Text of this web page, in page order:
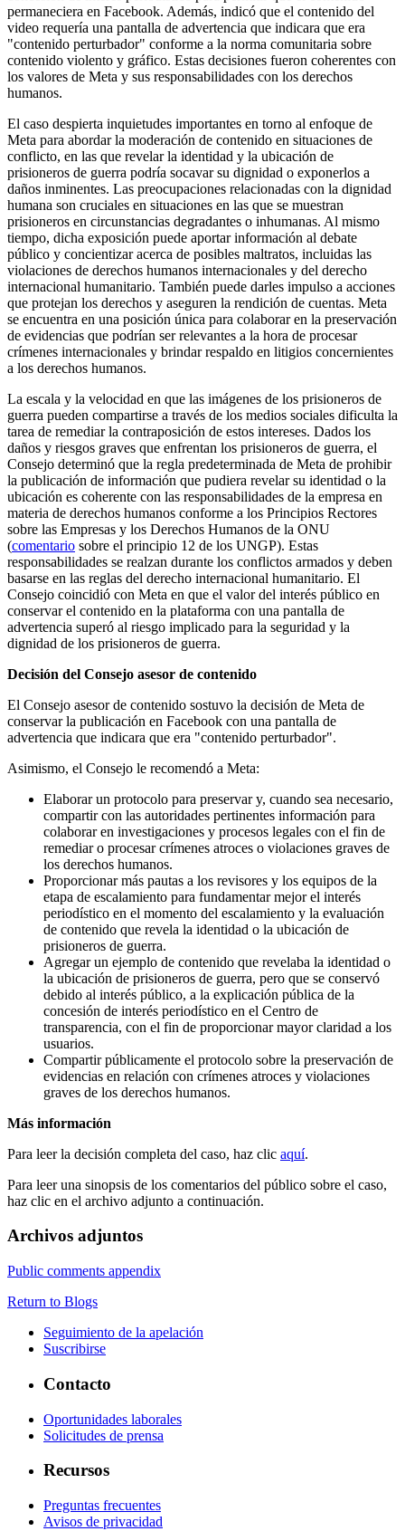
permaneciera en Facebook. Además, indicó que el contenido del
video requería una pantalla de advertencia que indicara que era
"contenido perturbador" conforme a la norma comunitaria sobre
contenido violento y gráfico. Estas decisiones fueron coherentes con
los valores de Meta y sus responsabilidades con los derechos
humanos.
El caso despierta inquietudes importantes en torno al enfoque de
Meta para abordar la moderación de contenido en situaciones de
conflicto, en las que revelar la identidad y la ubicación de
prisioneros de guerra podría socavar su dignidad o exponerlos a
daños inminentes. Las preocupaciones relacionadas con la dignidad
humana son cruciales en situaciones en las que se muestran
prisioneros en circunstancias degradantes o inhumanas. Al mismo
tiempo, dicha exposición puede aportar información al debate
público y concientizar acerca de posibles maltratos, incluidas las
violaciones de derechos humanos internacionales y del derecho
internacional humanitario. También puede darles impulso a acciones
que protejan los derechos y aseguren la rendición de cuentas. Meta
se encuentra en una posición única para colaborar en la preservación
de evidencias que podrían ser relevantes a la hora de procesar
crímenes internacionales y brindar respaldo en litigios concernientes
a los derechos humanos.
La escala y la velocidad en que las imágenes de los prisioneros de
guerra pueden compartirse a través de los medios sociales dificulta la
tarea de remediar la contraposición de estos intereses. Dados los
daños y riesgos graves que enfrentan los prisioneros de guerra, el
Consejo determinó que la regla predeterminada de Meta de prohibir
la publicación de información que pudiera revelar su identidad o la
ubicación es coherente con las responsabilidades de la empresa en
materia de derechos humanos conforme a los Principios Rectores
sobre las Empresas y los Derechos Humanos de la ONU
(comentario sobre el principio 12 de los UNGP). Estas
responsabilidades se realzan durante los conflictos armados y deben
basarse en las reglas del derecho internacional humanitario. El
Consejo coincidió con Meta en que el valor del interés público en
conservar el contenido en la plataforma con una pantalla de
advertencia superó al riesgo implicado para la seguridad y la
dignidad de los prisioneros de guerra.
Decisión del Consejo asesor de contenido
El Consejo asesor de contenido sostuvo la decisión de Meta de
conservar la publicación en Facebook con una pantalla de
advertencia que indicara que era "contenido perturbador".
Asimismo, el Consejo le recomendó a Meta:
Elaborar un protocolo para preservar y, cuando sea necesario,
compartir con las autoridades pertinentes información para
colaborar en investigaciones y procesos legales con el fin de
remediar o procesar crímenes atroces o violaciones graves de
los derechos humanos.
Proporcionar más pautas a los revisores y los equipos de la
etapa de escalamiento para fundamentar mejor el interés
periodístico en el momento del escalamiento y la evaluación
de contenido que revela la identidad o la ubicación de
prisioneros de guerra.
Agregar un ejemplo de contenido que revelaba la identidad o
la ubicación de prisioneros de guerra, pero que se conservó
debido al interés público, a la explicación pública de la
concesión de interés periodístico en el Centro de
transparencia, con el fin de proporcionar mayor claridad a los
usuarios.
Compartir públicamente el protocolo sobre la preservación de
evidencias en relación con crímenes atroces y violaciones
graves de los derechos humanos.
Más información
Para leer la decisión completa del caso, haz clic aquí.
Para leer una sinopsis de los comentarios del público sobre el caso,
haz clic en el archivo adjunto a continuación.
Archivos adjuntos
Public comments appendix
Return to Blogs
Seguimiento de la apelación
Suscribirse
Contacto
Oportunidades laborales
Solicitudes de prensa
Recursos
Preguntas frecuentes
Avisos de privacidad